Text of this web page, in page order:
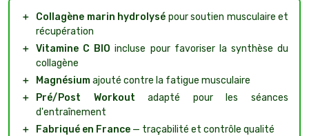
＋ Collagène marin hydrolysé pour soutien musculaire et
récupération
＋ Vitamine C BIO incluse pour favoriser la synthèse du
collagène
＋
Magnésiumajouté contre la fatigue musculaire
＋
Pré/Post Workout adapté pour les séances
d'entraînement
＋
Fabriqué en France — traçabilité et contrôle qualité